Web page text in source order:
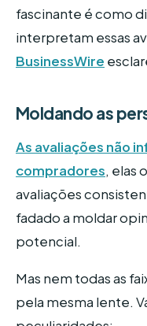
fascinante é como
interpretam essas
BusinessWire
Moldando as
As avaliações não
compradores, elas
avaliações
fadado a moldar
potencial.
Mas nem todas as
pela mesma lente.